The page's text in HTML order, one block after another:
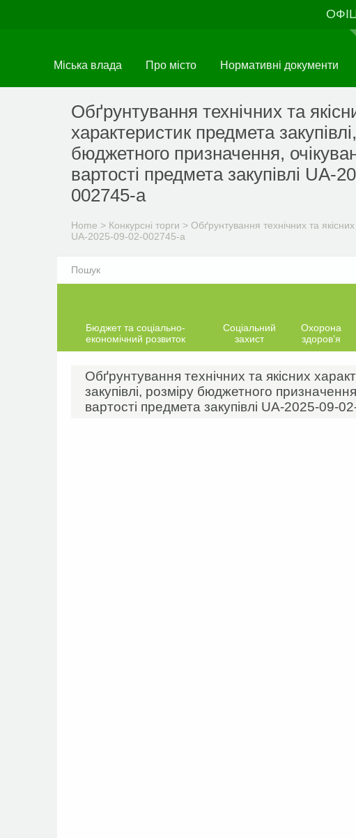
Міська влада Про місто Нормативні документи
Обґрунтування технічних та
характеристик предмета
бюджетного призначення,
вартості предмета закупівлі UA-
002745-a
Home > Конкурсні торги > Обґрунтування технічних та
UA-2025-09-02-002745-a
Бюджет та соціально-
економічний розвиток
Соціальний
захист
Охорона
здоров’я
Обґрунтування технічних та якісних
закупівлі, розміру бюджетного
вартості предмета закупівлі UA-2025-09-